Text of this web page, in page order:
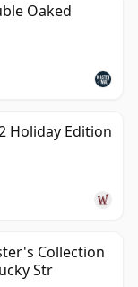
Oaked
Holiday Edition
Collection
Str